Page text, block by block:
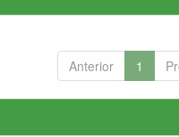
Anterior 1